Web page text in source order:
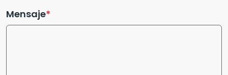
Mensaje